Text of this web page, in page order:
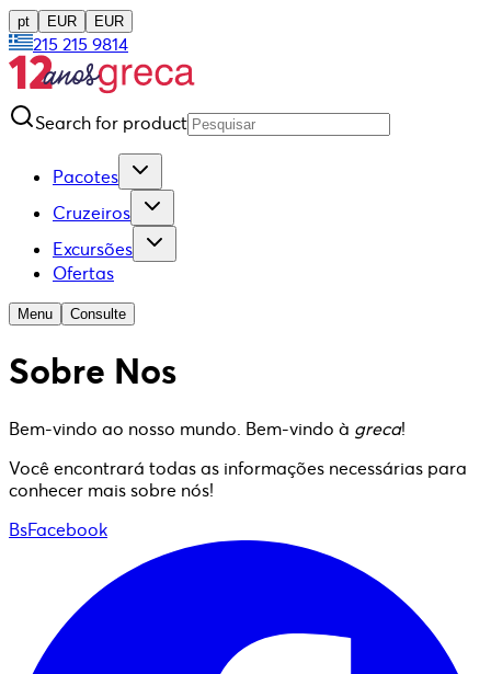
pt EUR EUR
215 215 9814
Search for product
Pacotes
Cruzeiros
Excursões
Ofertas
Menu Consulte
Sobre Nos
Bem-vindo ao nosso mundo. Bem-vindo à greca!
Você encontrará todas as informações necessárias para
conhecer mais sobre nós!
BsFacebook